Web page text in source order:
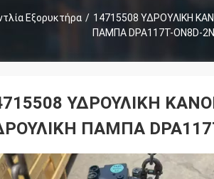
Εξορυκτήρα / 14715508 ΥΔΡΟΥΛΙΚΗ
ΠΑΜΠΑ DPA117T-ON8D-
ΥΔΡΟΥΛΙΚΗ
ΠΑΜΠΑ